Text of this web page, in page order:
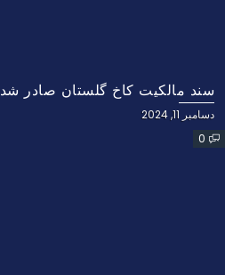
سند مالکیت کاخ گلستان صادر شد
دسامبر 11, 2024
0